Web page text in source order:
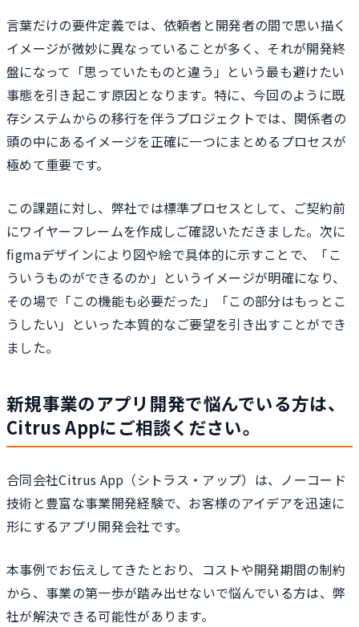
言葉だけの要件定義では、依頼者と開発者の間で思い描く
イメージが微妙に異なっていることが多く、それが開発終
盤になって「思っていたものと違う」という最も避けたい
事態を引き起こす原因となります。特に、今回のように既
存システムからの移行を伴うプロジェクトでは、関係者の
頭の中にあるイメージを正確に一つにまとめるプロセスが
極めて重要です。
この課題に対し、弊社では標準プロセスとして、ご契約前
にワイヤーフレームを作成しご確認いただきました。次に
figmaデザインにより図や絵で具体的に示すことで、「こ
ういうものができるのか」というイメージが明確になり、
その場で「この機能も必要だった」「この部分はもっとこ
うしたい」といった本質的なご要望を引き出すことができ
ました。
新規事業のアプリ開発で悩んでいる方は、
Citrus Appにご相談ください。
合同会社Citrus App（シトラス・アップ）は、ノーコード
技術と豊富な事業開発経験で、お客様のアイデアを迅速に
形にするアプリ開発会社です。
本事例でお伝えしてきたとおり、コストや開発期間の制約
から、事業の第一歩が踏み出せないで悩んでいる方は、弊
社が解決できる可能性があります。